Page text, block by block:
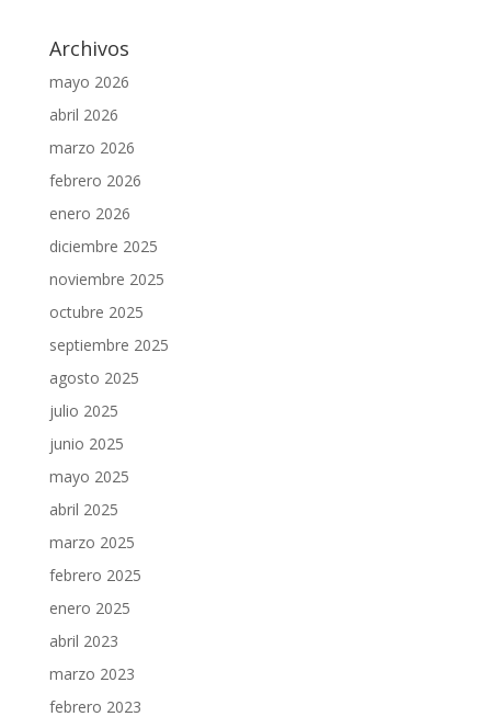
Archivos
mayo 2026
abril 2026
marzo 2026
febrero 2026
enero 2026
diciembre 2025
noviembre 2025
octubre 2025
septiembre 2025
agosto 2025
julio 2025
junio 2025
mayo 2025
abril 2025
marzo 2025
febrero 2025
enero 2025
abril 2023
marzo 2023
febrero 2023